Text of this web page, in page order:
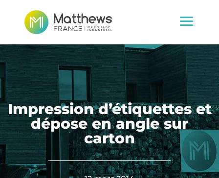
Impression d’étiquettes et
dépose en angle sur
carton